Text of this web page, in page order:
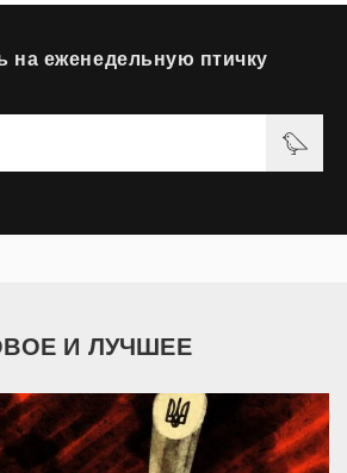
на еженедельную птичку
И ЛУЧШЕЕ